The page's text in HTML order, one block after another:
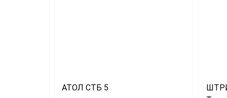
АТОЛ СТБ 5